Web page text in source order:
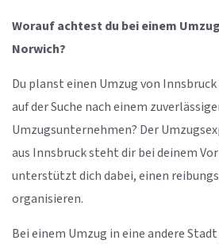
Worauf achtest du bei einem
Norwich?
Du planst einen Umzug von
auf der Suche nach einem
Umzugsunternehmen? Der
aus Innsbruck steht dir bei deinem
unterstützt dich dabei, einen
organisieren.
Bei einem Umzug in eine andere